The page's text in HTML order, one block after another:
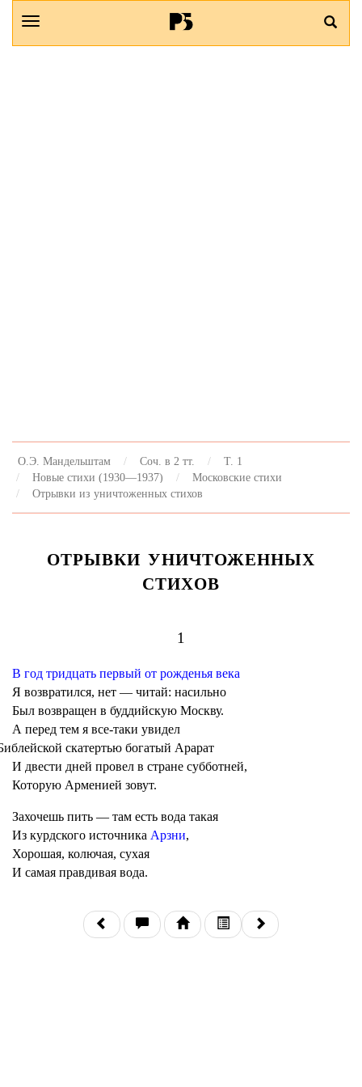
О.Э. Мандельштам Соч. в 2 тт.
Т. 1
Новые стихи (1930—1937)
Московские стихи
Отрывки из уничтоженных стихов
ОТРЫВКИ УНИЧТОЖЕННЫХ
СТИХОВ
1
В год тридцать первый от рожденья века
Я возвратился, нет — читай: насильно
Был возвращен в буддийскую Москву.
А перед тем я все-таки увидел
скатертью богатый Арарат
И двести дней провел в стране субботней,
Которую Арменией зовут.
Захочешь пить — там есть вода такая
Из курдского источника Арзни,
Хорошая, колючая, сухая
И самая правдивая вода.